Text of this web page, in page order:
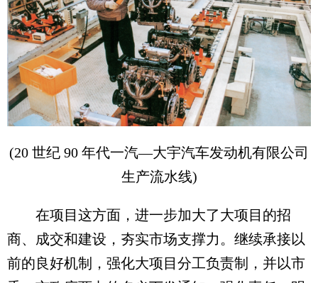
(20 世纪 90 年代一汽—大宇汽车发动机有限公司
生产流水线)
在项目这方面，进一步加大了大项目的招
商、成交和建设，夯实市场支撑力。继续承接以
前的良好机制，强化大项目分工负责制，并以市